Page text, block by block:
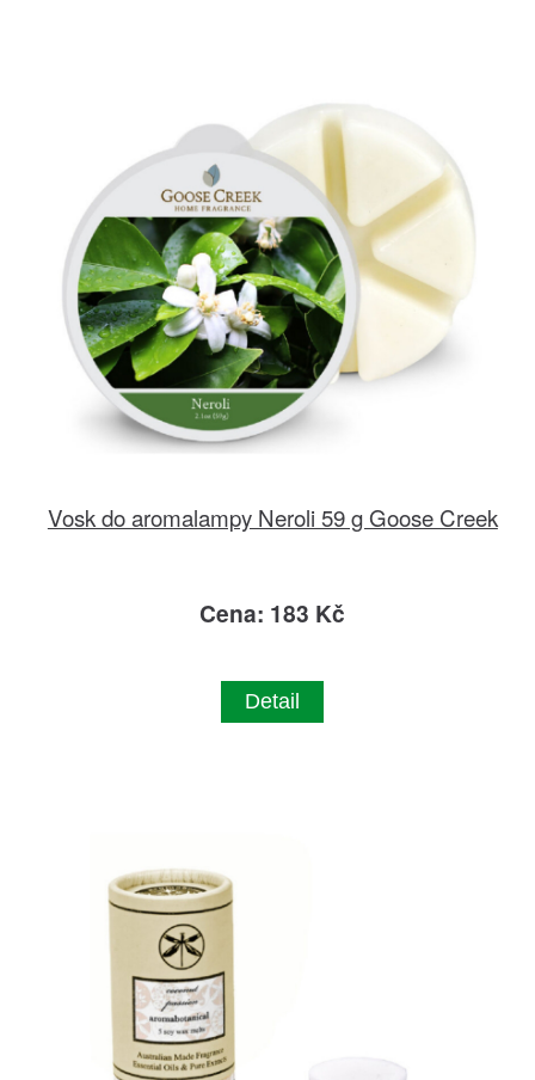
Vosk do aromalampy Neroli 59 g Goose Creek
Cena: 183 Kč
Detail